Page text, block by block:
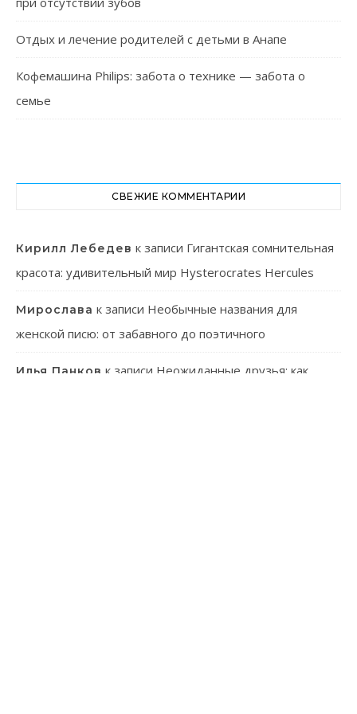
Отдых и лечение родителей с детьми в Анапе
Кофемашина Philips: забота о технике — забота о
семье
СВЕЖИЕ КОММЕНТАРИИ
Кирилл Лебедев к записи Гигантская сомнительная
красота: удивительный мир Hysterocrates Hercules
Мирослава к записи Необычные названия для
женской писю: от забавного до поэтичного
Илья Панков к записи Неожиданные друзья: как